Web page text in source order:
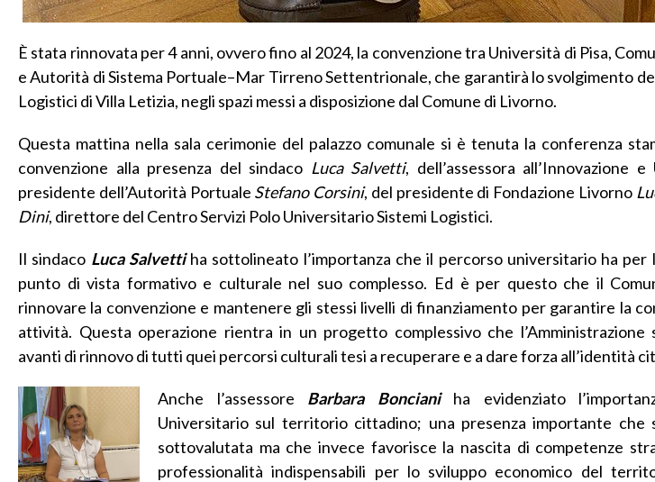
È stata rinnovata per 4 anni, ovvero fino al 2024, la convenzione tra Università di Pisa,
e Autorità di Sistema Portuale–Mar Tirreno Settentrionale, che garantirà lo svolgimento
Logistici di Villa Letizia, negli spazi messi a disposizione dal Comune di Livorno.
Questa mattina nella sala cerimonie del palazzo comunale si è tenuta la conferenza
convenzione alla presenza del sindaco Luca Salvetti, dell’assessora all’Innovazione e
presidente dell’Autorità Portuale Stefano Corsini, del presidente di Fondazione Livorno
Dini, direttore del Centro Servizi Polo Universitario Sistemi Logistici.
Il sindaco Luca Salvettiha sottolineato l’importanza che il percorso universitario ha per
punto di vista formativo e culturale nel suo complesso. Ed è per questo che il
rinnovare la convenzione e mantenere gli stessi livelli di finanziamento per garantire la
attività. Questa operazione rientra in un progetto complessivo che l’Amministrazione
avanti di rinnovo di tutti quei percorsi culturali tesi a recuperare e a dare forza all’identità
Anche l’assessore Barbara Boncianiha evidenziato
Universitario sul territorio cittadino; una presenza importante che
sottovalutata ma che invece favorisce la nascita di competenze
professionalità indispensabili per lo sviluppo economico del